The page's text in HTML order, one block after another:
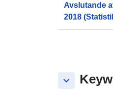
Avslutande
2018
keyboard_arrow_down